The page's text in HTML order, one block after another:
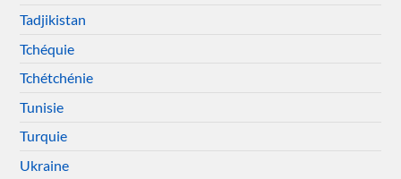
Tadjikistan
Tchéquie
Tchétchénie
Tunisie
Turquie
Ukraine